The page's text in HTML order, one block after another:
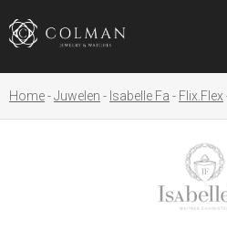
Home Juwelen Isabelle Fa Flix.Flex